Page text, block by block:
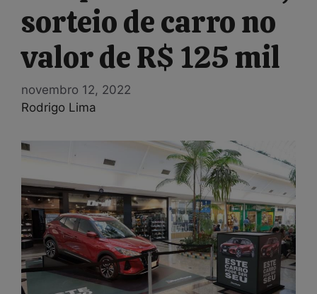
sorteio de carro no
valor de R$ 125 mil
novembro 12, 2022
Rodrigo Lima